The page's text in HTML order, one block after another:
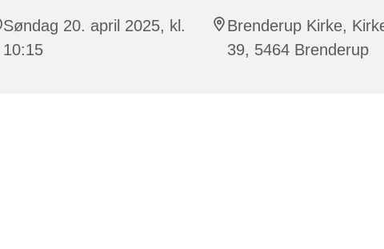
Søndag 20. april 2025, kl.
10:15
Brenderup Kirke,
39, 5464 Brenderup